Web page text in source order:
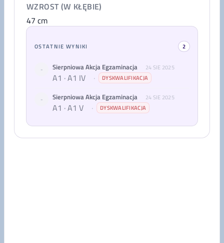
WZROST (W KŁĘBIE)
47 cm
OSTATNIE WYNIKI 2
- Sierpniowa Akcja Egzaminacja 24 SIE 2025
A1 · A1 IV · DYSKWALIFIKACJA
- Sierpniowa Akcja Egzaminacja 24 SIE 2025
A1 · A1 V · DYSKWALIFIKACJA